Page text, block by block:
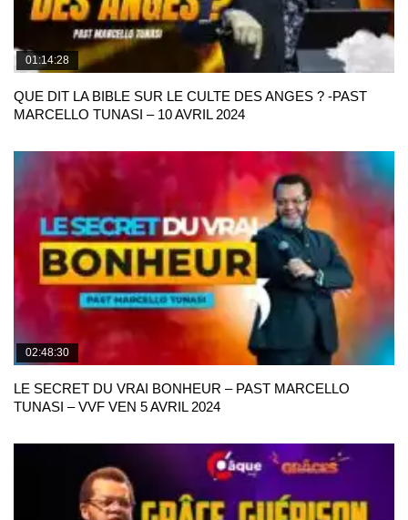
01:14:28
QUE DIT LA BIBLE SUR LE CULTE DES ANGES ? -PAST
MARCELLO TUNASI – 10 AVRIL 2024
02:48:30
LE SECRET DU VRAI BONHEUR – PAST MARCELLO
TUNASI – VVF VEN 5 AVRIL 2024